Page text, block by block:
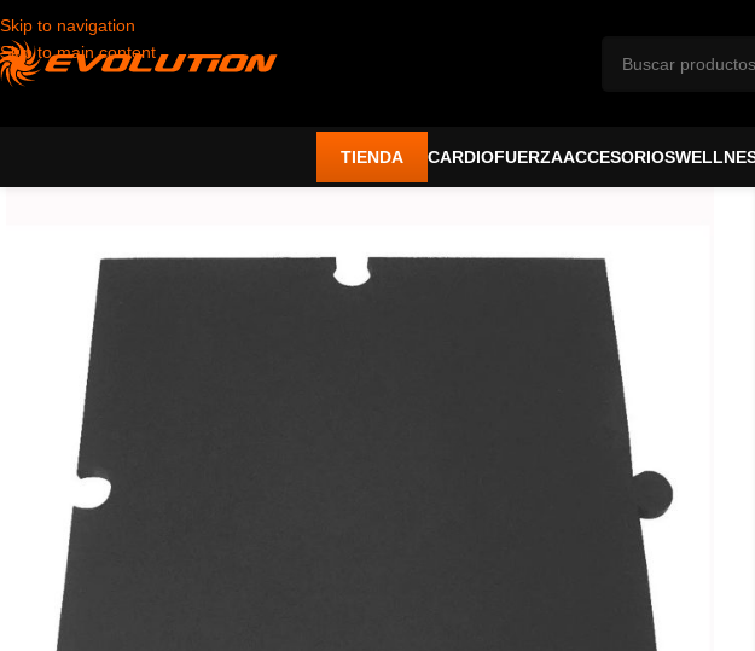
Skip to navigation
Skip to main content
TIENDA CARDIOFUERZAACCESORIOS